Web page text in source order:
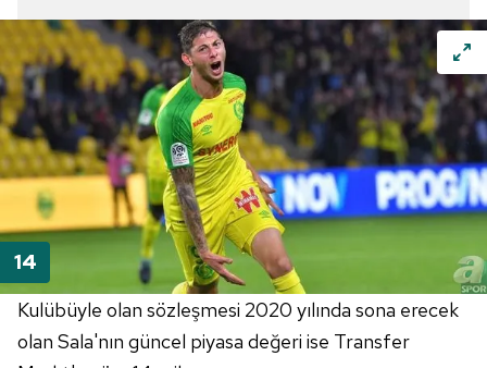
Kulübüyle olan sözleşmesi 2020 yılında sona erecek
olan Sala'nın güncel piyasa değeri ise Transfer